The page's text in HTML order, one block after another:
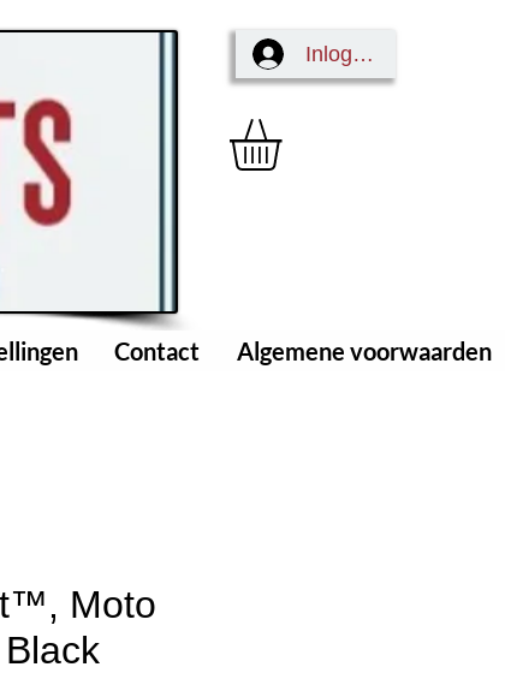
Inloggen
Contact Algemene voorwaarden
Moto